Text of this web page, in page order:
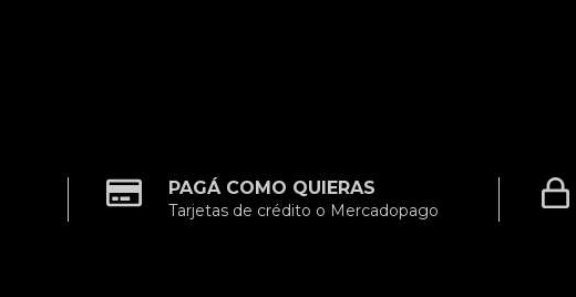
PAGÁ COMO QUIERAS
Tarjetas de crédito o Mercadopago